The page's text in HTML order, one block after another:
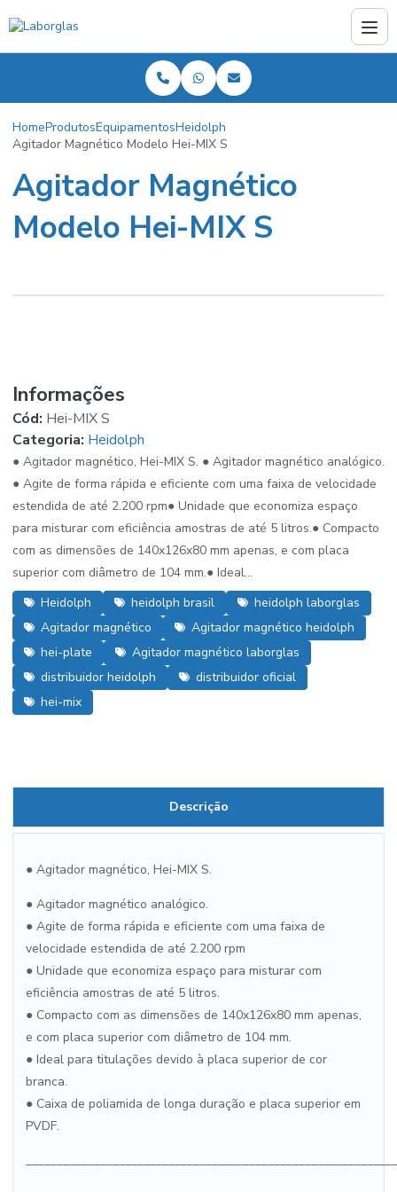
HomeProdutosEquipamentosHeidolph
Agitador Magnético Modelo Hei-MIX S
Agitador Magnético
Modelo Hei-MIX S
Informações
Cód: Hei-MIX S
Categoria: Heidolph
● Agitador magnético, Hei-MIX S. ● Agitador magnético analógico.
● Agite de forma rápida e eficiente com uma faixa de velocidade
estendida de até 2.200 rpm● Unidade que economiza espaço
para misturar com eficiência amostras de até 5 litros.● Compacto
com as dimensões de 140x126x80 mm apenas, e com placa
superior com diâmetro de 104 mm.● Ideal...
Heidolph
heidolph brasil
heidolph laborglas
Agitador magnético
Agitador magnético heidolph
hei-plate
Agitador magnético laborglas
distribuidor heidolph
distribuidor oficial
hei-mix
Descrição
● Agitador magnético, Hei-MIX S.
● Agitador magnético analógico.
● Agite de forma rápida e eficiente com uma faixa de
velocidade estendida de até 2.200 rpm
● Unidade que economiza espaço para misturar com
eficiência amostras de até 5 litros.
● Compacto com as dimensões de 140x126x80 mm apenas,
e com placa superior com diâmetro de 104 mm.
● Ideal para titulações devido à placa superior de cor
branca.
● Caixa de poliamida de longa duração e placa superior em
PVDF.